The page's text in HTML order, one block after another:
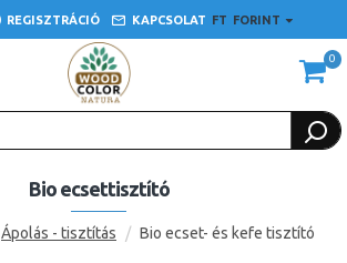
REGISZTRÁCIÓ KAPCSOLAT FT FORINT
0
Ápolás - tisztítás Bio ecset- és kefe tisztító
Bio ecsettisztító